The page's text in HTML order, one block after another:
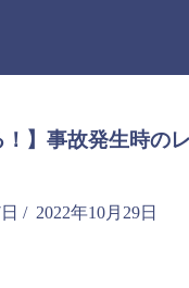
！】事故発生時の
/ 2022年10月29日